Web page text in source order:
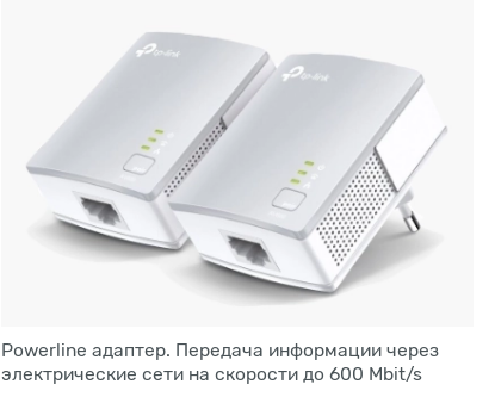
Powerline адаптер. Передача информации через
электрические сети на скорости до 600 Mbit/s